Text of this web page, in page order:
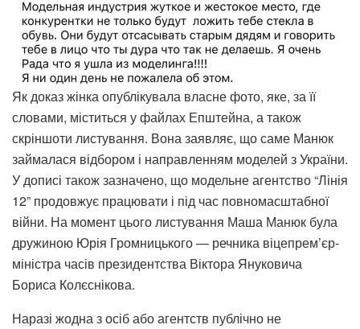
Як доказ жінка опублікувала власне фото, яке, за її
словами, міститься у файлах Епштейна, а також
скріншоти листування. Вона заявляє, що саме Манюк
займалася відбором і направленням моделей з України.
У дописі також зазначено, що модельне агентство “Лінія
12” продовжує працювати і під час повномасштабної
війни. На момент цього листування Маша Манюк була
дружиною Юрія Громницького — речника віцепрем’єр-
міністра часів президентства Віктора Януковича
Бориса Колєснікова.
Наразі жодна з осіб або агентств публічно не